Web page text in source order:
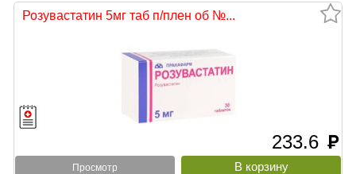
Розувастатин 5мг таб п/плен об №...
233.6 руб
Просмотр